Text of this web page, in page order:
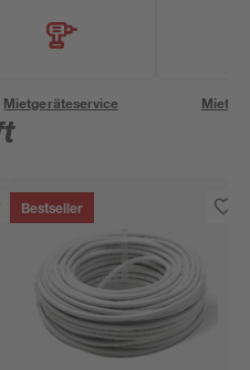
Mietgeräteservice
Bestseller